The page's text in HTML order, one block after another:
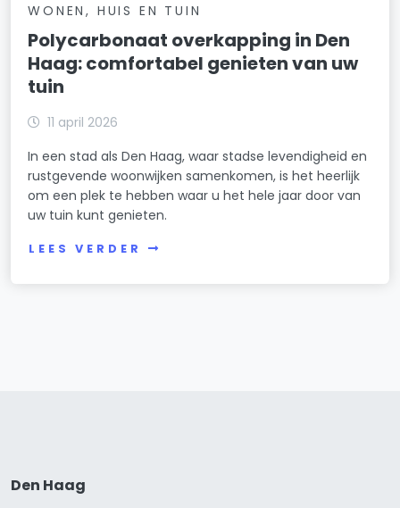
WONEN, HUIS EN TUIN
Polycarbonaat overkapping in Den
Haag: comfortabel genieten van uw
tuin
11 april 2026
In een stad als Den Haag, waar stadse levendigheid en
rustgevende woonwijken samenkomen, is het heerlijk
om een plek te hebben waar u het hele jaar door van
uw tuin kunt genieten.
LEES VERDER
Den Haag